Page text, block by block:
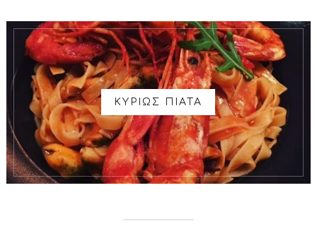
ΚΥΡΙΩΣ ΠΙΑΤΑ